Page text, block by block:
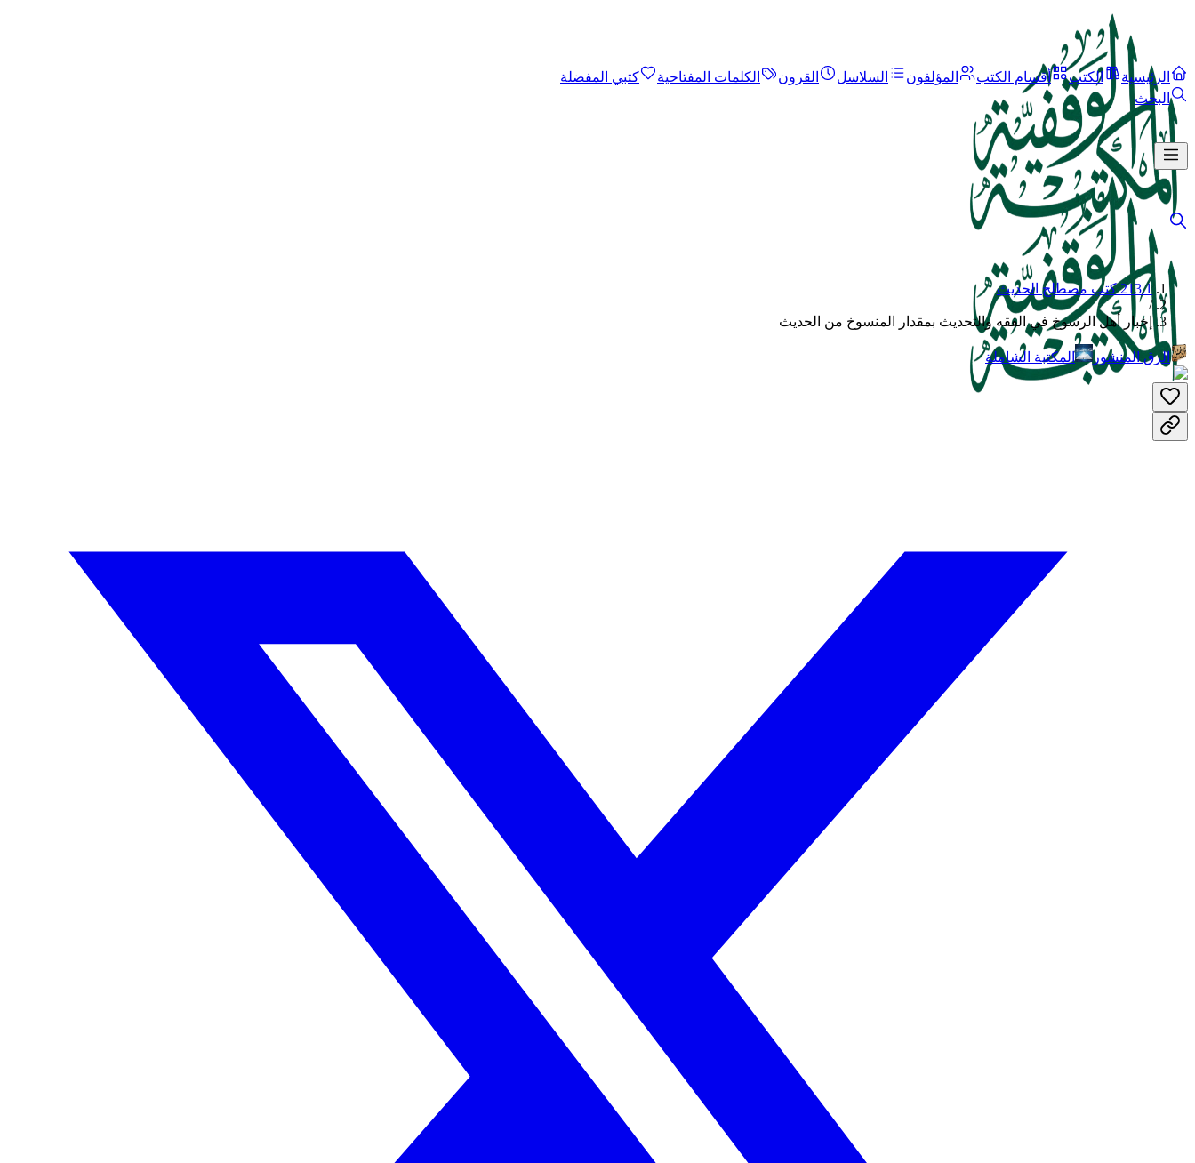
الرئيسية الكتب أقسام الكتب المؤلفون السلاسل القرون الكلمات المفتاحية
كتبي المفضلة
البحث
213.1 كتب مصطلح الحديث
/
إخبار أهل الرسوخ في الفقه والتحديث بمقدار المنسوخ من الحديث
الرق المنشور المكتبة الشاملة